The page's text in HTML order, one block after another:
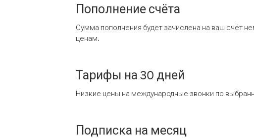
Пополнение счёта
Сумма пополнения будет зачислена на ваш счёт
ценам.
Тарифы на 30 дней
Низкие цены на международные звонки по
Подписка на месяц